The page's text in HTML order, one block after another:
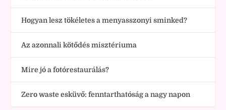
Hogyan lesz tökéletes a menyasszonyi sminked?
Az azonnali kötődés misztériuma
Mire jó a fotórestaurálás?
Zero waste esküvő: fenntarthatóság a nagy napon